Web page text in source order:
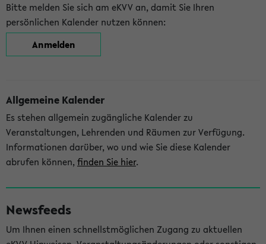
Bitte melden Sie sich am eKVV an, damit Sie Ihren
persönlichen Kalender nutzen können:
Anmelden
Allgemeine Kalender
Es stehen allgemein zugängliche Kalender zu
Veranstaltungen, Lehrenden und Räumen zur Verfügung.
Informationen darüber, wo und wie Sie diese Kalender
abrufen können, finden Sie hier.
Newsfeeds
Um Ihnen einen schnellstmöglichen Zugang zu aktuellen